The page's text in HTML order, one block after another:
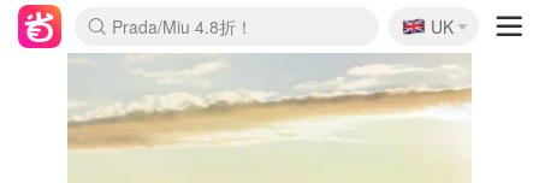
麦卢卡蜂蜜夏促！个位数！
Prada/Miu 4.8折！
啥？必胜客披萨5折！
🇬🇧
UK